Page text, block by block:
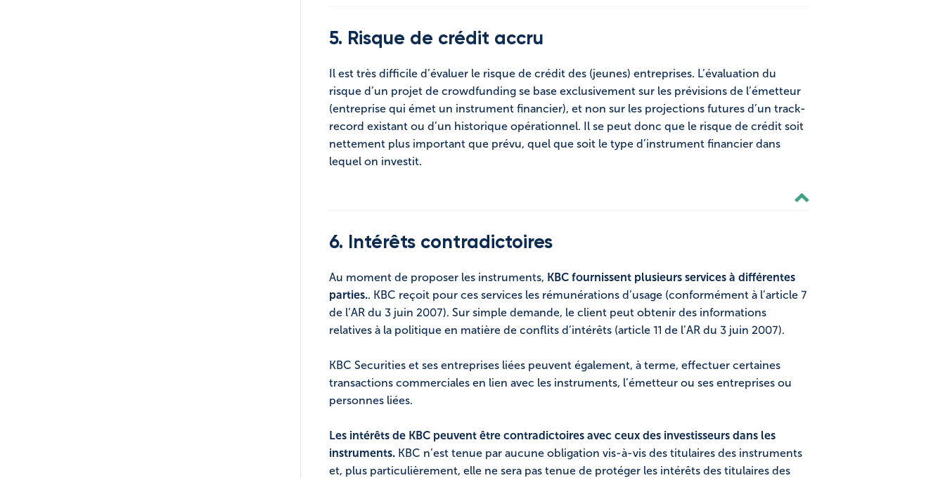
5. Risque de crédit accru
Il est très difficile d’évaluer le risque de crédit des (jeunes) entreprises. L’évaluation du
risque d’un projet de crowdfunding se base exclusivement sur les prévisions de l’émetteur
(entreprise qui émet un instrument financier), et non sur les projections futures d’un track-
record existant ou d’un historique opérationnel. Il se peut donc que le risque de crédit soit
nettement plus important que prévu, quel que soit le type d’instrument financier dans
lequel on investit.
6. Intérêts contradictoires
Au moment de proposer les instruments, KBC fournissent plusieurs services à différentes
parties.. KBC reçoit pour ces services les rémunérations d’usage (conformément à l’article 7
de l’AR du 3 juin 2007). Sur simple demande, le client peut obtenir des informations
relatives à la politique en matière de conflits d’intérêts (article 11 de l’AR du 3 juin 2007).
KBC Securities et ses entreprises liées peuvent également, à terme, effectuer certaines
transactions commerciales en lien avec les instruments, l’émetteur ou ses entreprises ou
personnes liées.
Les intérêts de KBC peuvent être contradictoires avec ceux des investisseurs dans les
instruments. KBC n’est tenue par aucune obligation vis-à-vis des titulaires des instruments
et, plus particulièrement, elle ne sera pas tenue de protéger les intérêts des titulaires des